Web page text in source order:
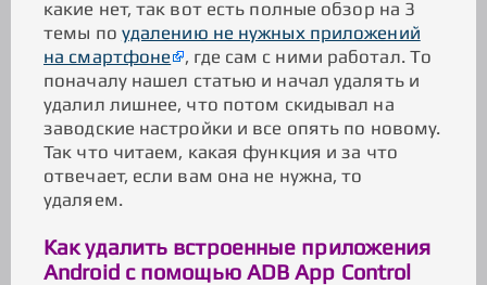
какие нет, так вот есть полные обзор на 3
темы по удалению не нужных приложений
на смартфоне
, где сам с ними работал. То
поначалу нашел статью и начал удалять и
удалил лишнее, что потом скидывал на
заводские настройки и все опять по новому.
Так что читаем, какая функция и за что
отвечает, если вам она не нужна, то
удаляем.
Как удалить встроенные приложения
Android с помощью ADB App Control